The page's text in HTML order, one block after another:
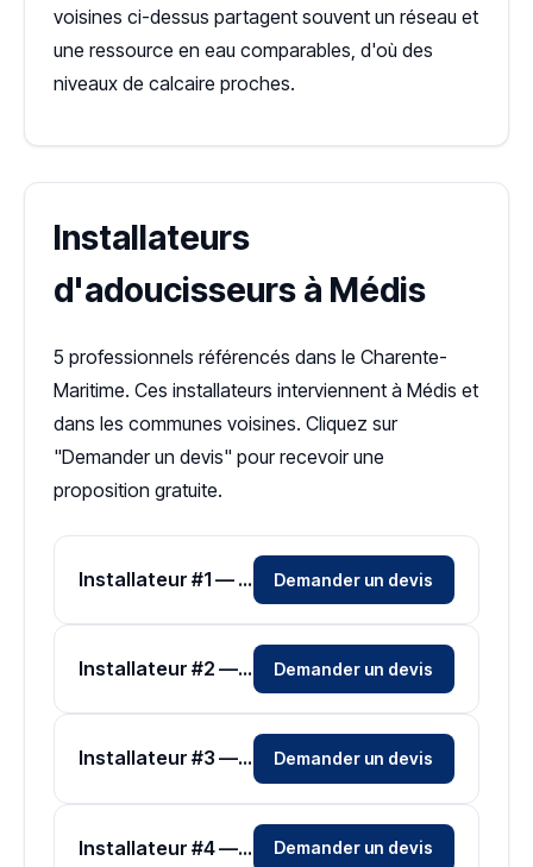
voisines ci-dessus partagent souvent un réseau et
une ressource en eau comparables, d'où des
niveaux de calcaire proches.
Installateurs
d'adoucisseurs à Médis
5 professionnels référencés dans le Charente-
Maritime. Ces installateurs interviennent à Médis et
dans les communes voisines. Cliquez sur
"Demander un devis" pour recevoir une
proposition gratuite.
Installateur #1 — Zone Charente-Maritime Demander un devis
Installateur #2 — Zone Charente-Maritime Demander un devis
Installateur #3 — Zone Charente-Maritime Demander un devis
Installateur #4 — Zone Charente-Maritime Demander un devis